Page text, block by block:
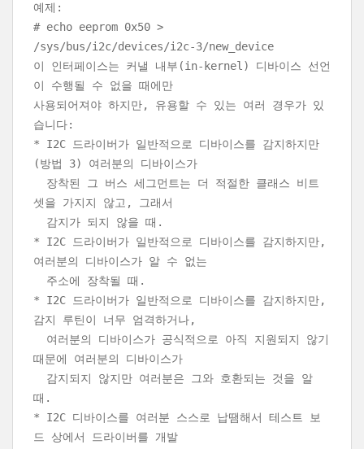
예제:
# echo eeprom 0x50 >
/sys/bus/i2c/devices/i2c-3/new_device
이 인터페이스는 커낼 내부(in-kernel) 디바이스 선언
이 수행될 수 없을 때에만
사용되어져야 하지만, 유용할 수 있는 여러 경우가 있
습니다:
* I2C 드라이버가 일반적으로 디바이스를 감지하지만
(방법 3) 여러분의 디바이스가
장착된 그 버스 세그먼트는 더 적절한 클래스 비트
셋을 가지지 않고, 그래서
감지가 되지 않을 때.
* I2C 드라이버가 일반적으로 디바이스를 감지하지만,
여러분의 디바이스가 알 수 없는
주소에 장착될 때.
* I2C 드라이버가 일반적으로 디바이스를 감지하지만,
감지 루틴이 너무 엄격하거나,
여러분의 디바이스가 공식적으로 아직 지원되지 않기
때문에 여러분의 디바이스가
감지되지 않지만 여러분은 그와 호환되는 것을 알
때.
* I2C 디바이스를 여러분 스스로 납땜해서 테스트 보
드 상에서 드라이버를 개발